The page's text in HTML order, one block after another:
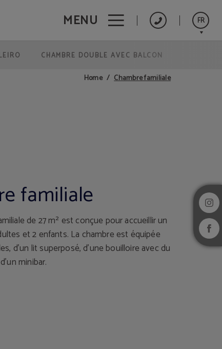
MENU FR
CHAMBRE DOUBLE AVEC BALCON
Home Chambre familiale
familiale
de 27 m² est conçue pour accueillir un
et 2 enfants. La chambre est équipée
d’un lit superposé, d’une bouilloire avec du
minibar.